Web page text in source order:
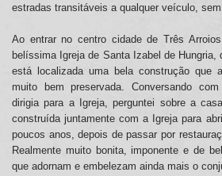
estradas transitáveis a qualquer veículo,
Ao entrar no centro cidade de Três
belíssima Igreja de Santa Izabel de Hungria,
está localizada uma bela construção que
muito bem preservada. Conversando
dirigia para a Igreja, perguntei sobre a
construída juntamente com a Igreja para
poucos anos, depois de passar por
Realmente muito bonita, imponente e de
que adornam e embelezam ainda mais o